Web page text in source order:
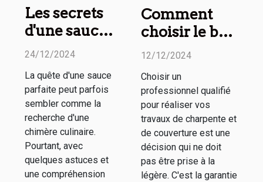
Les secrets
d'une sauce
parfaite à
24/12/2024
La quête d'une sauce
parfaite peut parfois
sembler comme la
recherche d'une
chimère culinaire.
Pourtant, avec
quelques astuces et
une compréhension
Comment
choisir le bon
professionnel
travaux de
charpente et
couverture
12/12/2024
Choisir un
professionnel qualifié
pour réaliser vos
travaux de charpente et
de couverture est une
décision qui ne doit
pas être prise à la
légère. C'est la garantie